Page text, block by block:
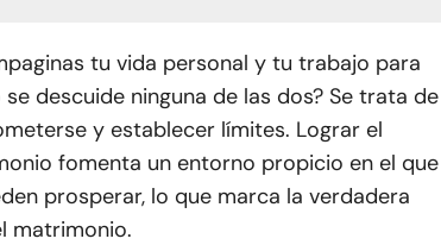
tu vida personal y tu trabajo para
descuide ninguna de las dos? Se trata de
y establecer límites. Lograr el
fomenta un entorno propicio en el que
prosperar, lo que marca la verdadera
matrimonio.